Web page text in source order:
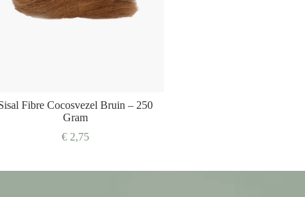
Fibre Cocosvezel Bruin – 250
Gram
€2,75